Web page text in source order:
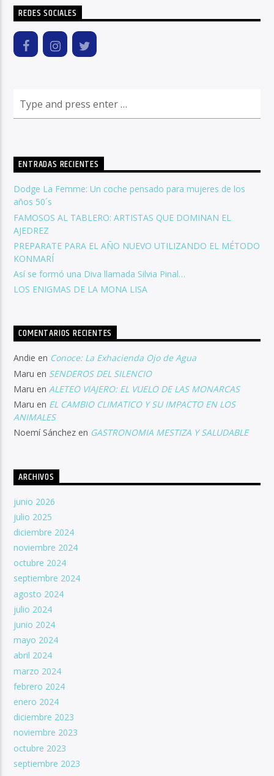
REDES SOCIALES
ENTRADAS RECIENTES
Dodge La Femme: Un coche pensado para mujeres de los
años 50´s
FAMOSOS AL TABLERO: ARTISTAS QUE DOMINAN EL
AJEDREZ
PREPARATE PARA EL AÑO NUEVO UTILIZANDO EL MÉTODO
KONMARÍ
Así se formó una Diva llamada Silvia Pinal…
LOS ENIGMAS DE LA MONA LISA
COMENTARIOS RECIENTES
Andie en Conoce: La Exhacienda Ojo de Agua
Maru en SENDEROS DEL SILENCIO
Maru en ALETEO VIAJERO: EL VUELO DE LAS MONARCAS
Maru en EL CAMBIO CLIMATICO Y SU IMPACTO EN LOS
ANIMALES
Noemí Sánchez en GASTRONOMIA MESTIZA Y SALUDABLE
ARCHIVOS
junio 2026
julio 2025
diciembre 2024
noviembre 2024
octubre 2024
septiembre 2024
agosto 2024
julio 2024
junio 2024
mayo 2024
abril 2024
marzo 2024
febrero 2024
enero 2024
diciembre 2023
noviembre 2023
octubre 2023
septiembre 2023